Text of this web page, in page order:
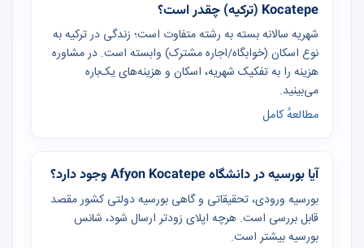
Kocatepe (ترکیه) چقدر است؟
شهریه سالانه بسته به رشته متفاوت است؛ زندگی در ترکیه به
نوع اسکان (خوابگاه/اجاره مشترک) وابسته است. در مشاوره
هزینه را به تفکیک شهریه، اسکان و هزینه‌های یک‌باره
می‌بینید.
مطالعهٔ کامل
آیا بورسیه در دانشگاه Afyon Kocatepe وجود دارد؟
بورسیه ورودی، تحقیقاتی و گاهی بورسیه دولتی کشور مقصد
قابل بررسی است. هرچه اپلای زودتر ارسال شود، شانس
بورسیه بیشتر است.